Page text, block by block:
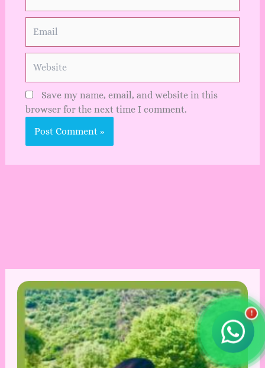
Save my name, email, and website in this
browser for the next time I comment.
!